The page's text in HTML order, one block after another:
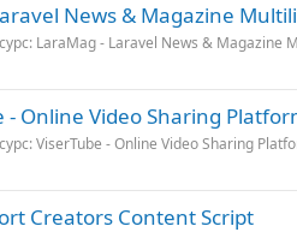
News & Magazine
LaraMag - Laravel News & Magazine
- Online Video Sharing
ViserTube - Online Video Sharing
Creators Content Script